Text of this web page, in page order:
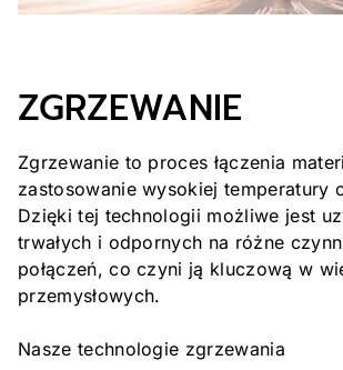
ZGRZEWANIE
Zgrzewanie to proces łączenia
zastosowanie wysokiej temperatury
Dzięki tej technologii możliwe jest
trwałych i odpornych na różne
połączeń, co czyni ją kluczową w
przemysłowych.
Nasze technologie zgrzewania